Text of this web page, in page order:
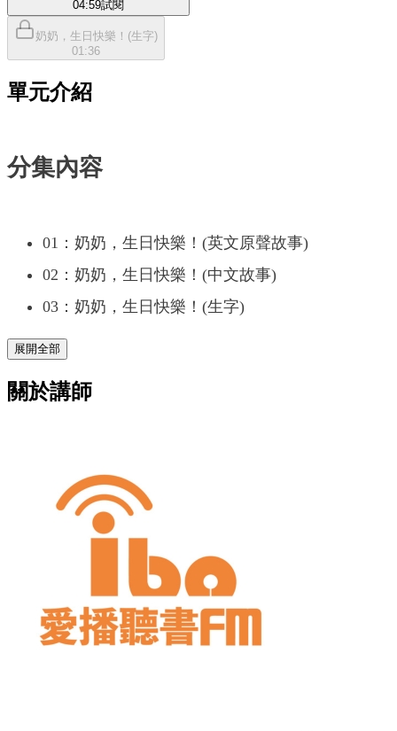
04:59試閱
奶奶，生日快樂！(生字)
01:36
單元介紹
分集內容
01：奶奶，生日快樂！(英文原聲故事)
02：奶奶，生日快樂！(中文故事)
03：奶奶，生日快樂！(生字)
展開全部
關於講師